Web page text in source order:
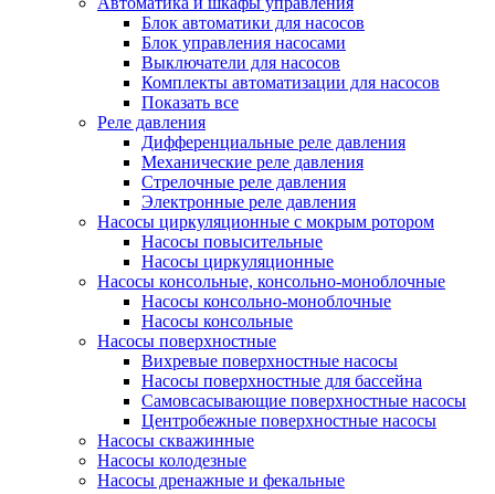
Блок автоматики для насосов
Блок управления насосами
Выключатели для насосов
Комплекты автоматизации для насосов
Показать все
Реле давления
Дифференциальные реле давления
Механические реле давления
Стрелочные реле давления
Электронные реле давления
Насосы циркуляционные с мокрым ротором
Насосы повысительные
Насосы циркуляционные
Насосы консольные, консольно-моноблочные
Насосы консольно-моноблочные
Насосы консольные
Насосы поверхностные
Вихревые поверхностные насосы
Насосы поверхностные для бассейна
Самовсасывающие поверхностные насосы
Центробежные поверхностные насосы
Насосы скважинные
Насосы колодезные
Насосы дренажные и фекальные